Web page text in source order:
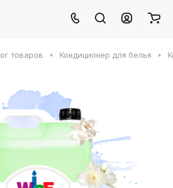
товаров Кондиционер для белья